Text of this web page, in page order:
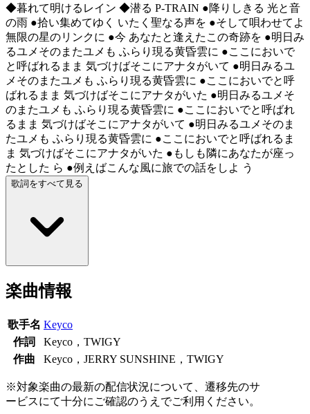
◆暮れて明けるレイン ◆潜る P-TRAIN ●降りしきる 光と音
の雨 ●拾い集めてゆく いたく聖なる声を ●そして唄わせてよ
無限の星のリンクに ●今 あなたと逢えたこの奇跡を ●明日み
るユメそのまたユメも ふらり現る黄昏雲に ●ここにおいで
と呼ばれるまま 気づけばそこにアナタがいて ●明日みるユ
メそのまたユメも ふらり現る黄昏雲に ●ここにおいでと呼
ばれるまま 気づけばそこにアナタがいた ●明日みるユメそ
のまたユメも ふらり現る黄昏雲に ●ここにおいでと呼ばれ
るまま 気づけばそこにアナタがいて ●明日みるユメそのま
たユメも ふらり現る黄昏雲に ●ここにおいでと呼ばれるま
ま 気づけばそこにアナタがいた ●もしも隣にあなたが座っ
たとした ら ●例えばこんな風に旅での話をしよ う
歌詞をすべて見る
楽曲情報
歌手名 Keyco
作詞
Keyco，TWIGY
作曲
Keyco，JERRY SUNSHINE，TWIGY
※対象楽曲の最新の配信状況について、遷移先のサ
ービスにて十分にご確認のうえでご利用ください。